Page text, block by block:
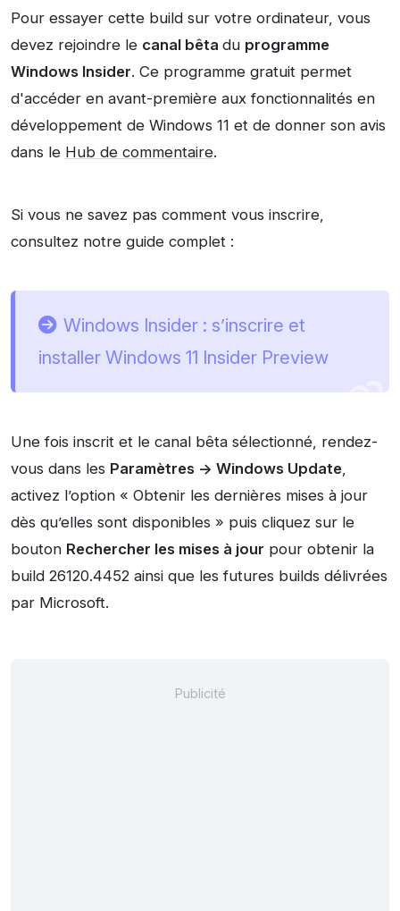
Pour essayer cette build sur votre ordinateur, vous
devez rejoindre le canal bêta du programme
Windows Insider. Ce programme gratuit permet
d'accéder en avant-première aux fonctionnalités en
développement de Windows 11 et de donner son avis
dans le Hub de commentaire.
Si vous ne savez pas comment vous inscrire,
consultez notre guide complet :
Windows Insider : s’inscrire et
installer Windows 11 Insider Preview
Une fois inscrit et le canal bêta sélectionné, rendez-
vous dans les Paramètres -> Windows Update
activez l’option « Obtenir les dernières mises à jour
dès qu’elles sont disponibles » puis cliquez sur le
bouton Rechercher les mises à jour pour obtenir la
build 26120.4452 ainsi que les futures builds délivrées
par Microsoft.